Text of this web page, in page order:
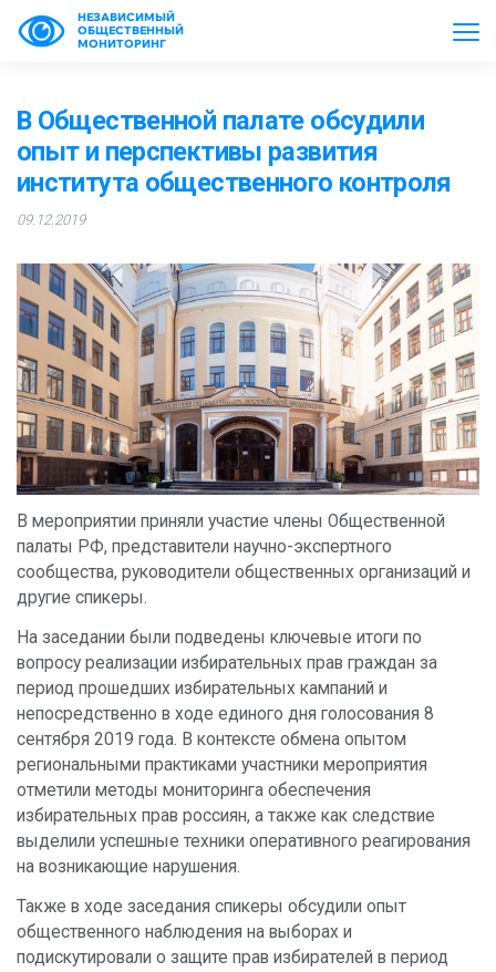
НЕЗАВИСИМЫЙ
ОБЩЕСТВЕННЫЙ
МОНИТОРИНГ
В Общественной палате обсудили
опыт и перспективы развития
института общественного контроля
09.12.2019
В мероприятии приняли участие члены Общественной
палаты РФ, представители научно-экспертного
сообщества, руководители общественных организаций и
другие спикеры.
На заседании были подведены ключевые итоги по
вопросу реализации избирательных прав граждан за
период прошедших избирательных кампаний и
непосредственно в ходе единого дня голосования 8
сентября 2019 года. В контексте обмена опытом
региональными практиками участники мероприятия
отметили методы мониторинга обеспечения
избирательных прав россиян, а также как следствие
выделили успешные техники оперативного реагирования
на возникающие нарушения.
Также в ходе заседания спикеры обсудили опыт
общественного наблюдения на выборах и
подискутировали о защите прав избирателей в период